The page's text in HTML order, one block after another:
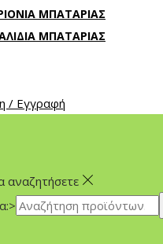
ΜΠΑΤΑΡΙΑΣ
ΜΠΑΤΑΡΙΑΣ
/ Εγγραφή
αναζητήσετε